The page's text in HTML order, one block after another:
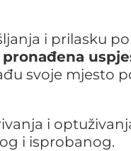
i prilasku
pronađena
svoje mjesto
i
i isprobanog.